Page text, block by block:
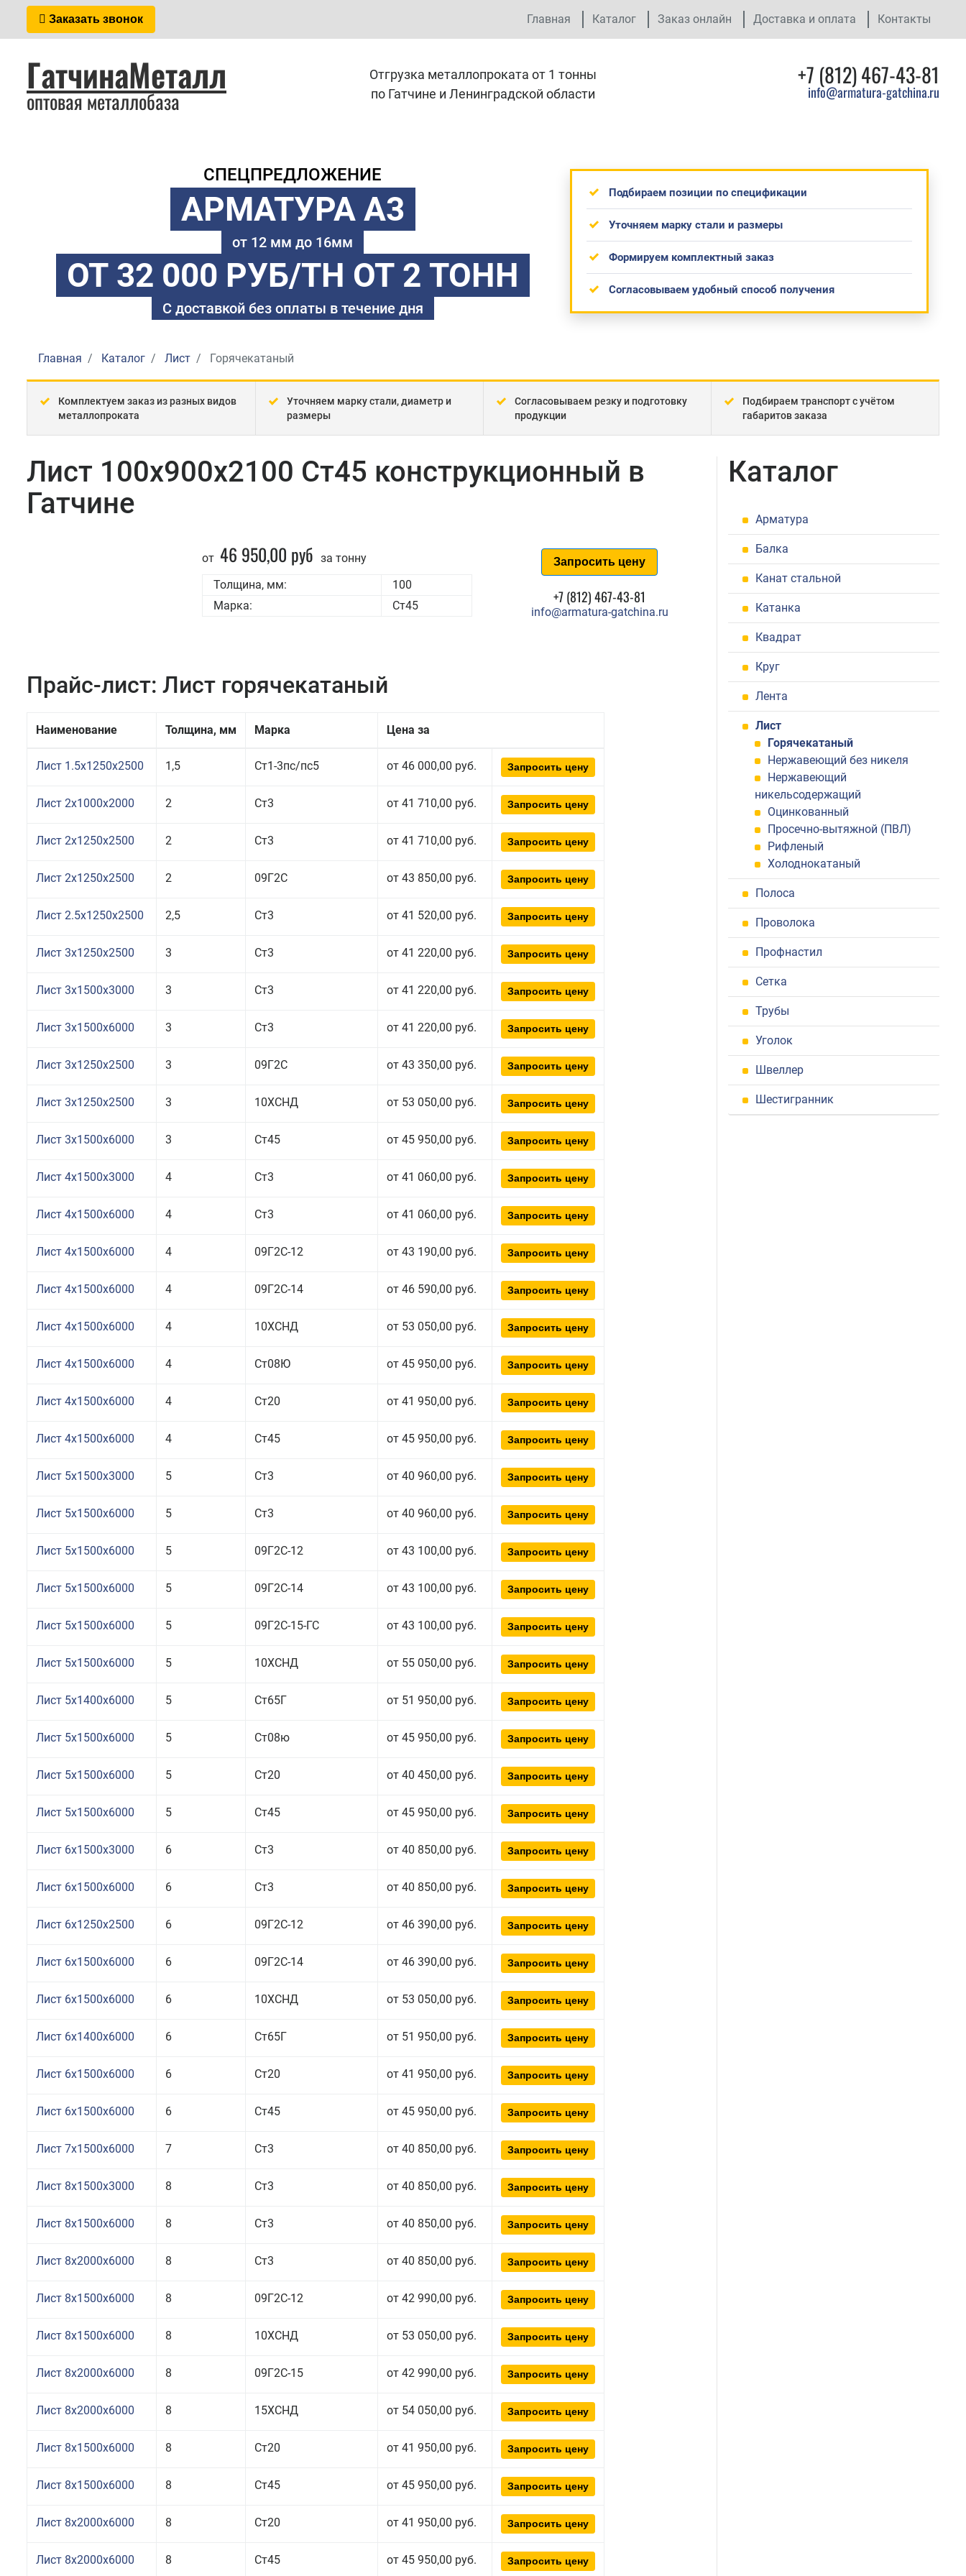
Заказать звонок Главная Каталог Заказ онлайн Доставка и оплата Контакты
ГатчинаМеталл
оптовая металлобаза
Отгрузка металлопроката от 1 тонны
по Гатчине и Ленинградской области
+7 (812) 467-43-81
info@armatura-gatchina.ru
СПЕЦПРЕДЛОЖЕНИЕ
АРМАТУРА А3
от 12 мм до 16мм
ОТ 32 000 РУБ/ТН ОТ 2 ТОНН
С доставкой без оплаты в течение дня
Подбираем позиции по спецификации
Уточняем марку стали и размеры
Формируем комплектный заказ
Согласовываем удобный способ получения
Главная Каталог Лист Горячекатаный
Комплектуем заказ из разных видов
металлопроката
Уточняем марку стали, диаметр и
размеры
Согласовываем резку и подготовку
продукции
Подбираем транспорт с учётом
габаритов заказа
Лист 100x900x2100 Ст45 конструкционный в
Гатчине
от 46 950,00 руб за тонну
Толщина, мм:
100
Марка:
Ст45
Запросить цену
+7 (812) 467-43-81
info@armatura-gatchina.ru
Прайс-лист: Лист горячекатаный
Наименование Толщина, мм Марка Цена за
Лист 1.5x1250x2500 1,5 Ст1-3пс/пс5 от 46 000,00 руб. Запросить цену
Лист 2x1000x2000 2 Ст3 от 41 710,00 руб. Запросить цену
Лист 2x1250x2500 2 Ст3 от 41 710,00 руб. Запросить цену
Лист 2x1250x2500 2 09Г2С от 43 850,00 руб. Запросить цену
Лист 2.5x1250x2500 2,5 Ст3 от 41 520,00 руб. Запросить цену
Лист 3x1250x2500 3 Ст3 от 41 220,00 руб. Запросить цену
Лист 3x1500x3000 3 Ст3 от 41 220,00 руб. Запросить цену
Лист 3x1500x6000 3 Ст3 от 41 220,00 руб. Запросить цену
Лист 3x1250x2500 3 09Г2С от 43 350,00 руб. Запросить цену
Лист 3x1250x2500 3 10ХСНД от 53 050,00 руб. Запросить цену
Лист 3x1500x6000 3 Ст45 от 45 950,00 руб. Запросить цену
Лист 4x1500x3000 4 Ст3 от 41 060,00 руб. Запросить цену
Лист 4x1500x6000 4 Ст3 от 41 060,00 руб. Запросить цену
Лист 4x1500x6000 4 09Г2С-12 от 43 190,00 руб. Запросить цену
Лист 4x1500x6000 4 09Г2С-14 от 46 590,00 руб. Запросить цену
Лист 4x1500x6000 4 10ХСНД от 53 050,00 руб. Запросить цену
Лист 4x1500x6000 4 Ст08Ю от 45 950,00 руб. Запросить цену
Лист 4x1500x6000 4 Ст20 от 41 950,00 руб. Запросить цену
Лист 4x1500x6000 4 Ст45 от 45 950,00 руб. Запросить цену
Лист 5x1500x3000 5 Ст3 от 40 960,00 руб. Запросить цену
Лист 5x1500x6000 5 Ст3 от 40 960,00 руб. Запросить цену
Лист 5x1500x6000 5 09Г2С-12 от 43 100,00 руб. Запросить цену
Лист 5x1500x6000 5 09Г2С-14 от 43 100,00 руб. Запросить цену
Лист 5x1500x6000 5 09Г2С-15-ГС от 43 100,00 руб. Запросить цену
Лист 5x1500x6000 5 10ХСНД от 55 050,00 руб. Запросить цену
Лист 5x1400x6000 5 Ст65Г от 51 950,00 руб. Запросить цену
Лист 5x1500x6000 5 Ст08ю от 45 950,00 руб. Запросить цену
Лист 5x1500x6000 5 Ст20 от 40 450,00 руб. Запросить цену
Лист 5x1500x6000 5 Ст45 от 45 950,00 руб. Запросить цену
Лист 6x1500x3000 6 Ст3 от 40 850,00 руб. Запросить цену
Лист 6x1500x6000 6 Ст3 от 40 850,00 руб. Запросить цену
Лист 6x1250x2500 6 09Г2С-12 от 46 390,00 руб. Запросить цену
Лист 6x1500x6000 6 09Г2С-14 от 46 390,00 руб. Запросить цену
Лист 6x1500x6000 6 10ХСНД от 53 050,00 руб. Запросить цену
Лист 6x1400x6000 6 Ст65Г от 51 950,00 руб. Запросить цену
Лист 6x1500x6000 6 Ст20 от 41 950,00 руб. Запросить цену
Лист 6x1500x6000 6 Ст45 от 45 950,00 руб. Запросить цену
Лист 7x1500x6000 7 Ст3 от 40 850,00 руб. Запросить цену
Лист 8x1500x3000 8 Ст3 от 40 850,00 руб. Запросить цену
Лист 8x1500x6000 8 Ст3 от 40 850,00 руб. Запросить цену
Лист 8x2000x6000 8 Ст3 от 40 850,00 руб. Запросить цену
Лист 8x1500x6000 8 09Г2С-12 от 42 990,00 руб. Запросить цену
Лист 8x1500x6000 8 10ХСНД от 53 050,00 руб. Запросить цену
Лист 8x2000x6000 8 09Г2С-15 от 42 990,00 руб. Запросить цену
Лист 8x2000x6000 8 15ХСНД от 54 050,00 руб. Запросить цену
Лист 8x1500x6000 8 Ст20 от 41 950,00 руб. Запросить цену
Лист 8x1500x6000 8 Ст45 от 45 950,00 руб. Запросить цену
Лист 8x2000x6000 8 Ст20 от 41 950,00 руб. Запросить цену
Лист 8x2000x6000 8 Ст45 от 45 950,00 руб. Запросить цену
Каталог
Арматура
Балка
Канат стальной
Катанка
Квадрат
Круг
Лента
Лист
Горячекатаный
Нержавеющий без никеля
Нержавеющий
никельсодержащий
Оцинкованный
Просечно-вытяжной (ПВЛ)
Рифленый
Холоднокатаный
Полоса
Проволока
Профнастил
Сетка
Трубы
Уголок
Швеллер
Шестигранник